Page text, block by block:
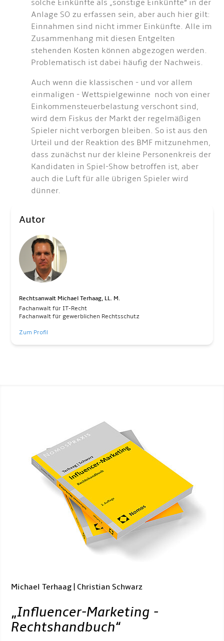
Autor
Rechtsanwalt Michael Terhaag, LL. M.
Fachanwalt für IT-Recht
Fachanwalt für gewerblichen Rechtsschutz
Zum Profil
solche Einkünfte als „sonstige Einkünfte“ in der
Anlage SO zu erfassen sein, aber auch hier gilt:
Einnahmen sind nicht immer Einkünfte. Alle im
Zusammenhang mit diesen Entgelten
stehenden Kosten können abgezogen werden.
Problematisch ist dabei häufig der Nachweis.
Auch wenn die klassischen - und vor allem
einmaligen - Wettspielgewinne noch von einer
Einkommensteuerbelastung verschont sind,
wird dem Fiskus der Markt der regelmäßigen
Spieler nicht verborgen bleiben. So ist aus den
Urteil und der Reaktion des BMF mitzunehmen,
dass zunächst nur der kleine Personenkreis der
Kandidaten in Spiel-Show betroffen ist, aber
auch die Luft für alle übrigen Spieler wird
dünner.
Michael Terhaag | Christian Schwarz
„Influencer-Marketing -
Rechtshandbuch“